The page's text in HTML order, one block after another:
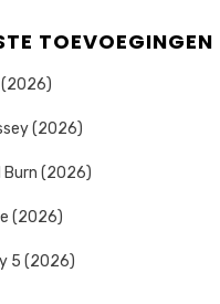
TOEVOEGINGEN
(2026)
(2026)
Burn (2026)
(2026)
5 (2026)